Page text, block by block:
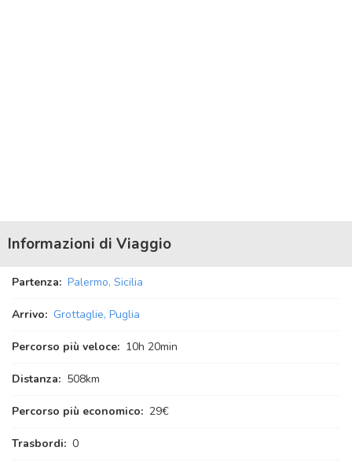
Informazioni di Viaggio
Partenza: Palermo, Sicilia
Arrivo: Grottaglie, Puglia
Percorso più veloce: 10h 20min
Distanza: 508km
Percorso più economico: 29€
Trasbordi: 0